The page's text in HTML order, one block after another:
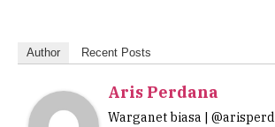
Author Recent Posts
Aris Perdana
Warganet biasa | @arisperd